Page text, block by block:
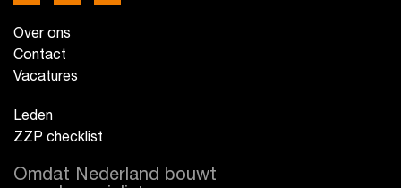
Over ons
Contact
Vacatures
Leden
ZZP checklist
Omdat Nederland bouwt